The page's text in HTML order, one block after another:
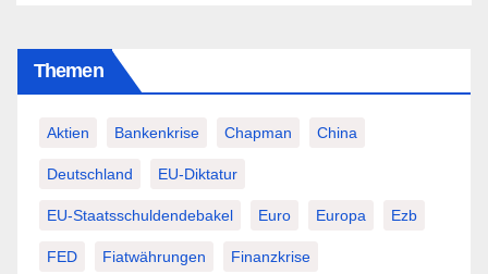
Themen
Aktien Bankenkrise Chapman China
Deutschland EU-Diktatur
EU-Staatsschuldendebakel Euro Europa Ezb
FED Fiatwährungen Finanzkrise